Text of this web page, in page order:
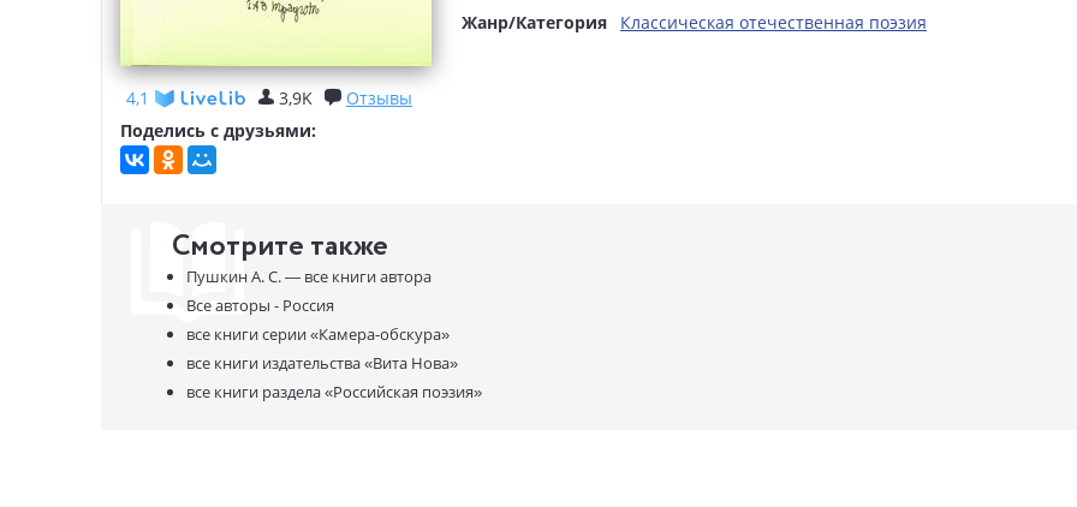
4,1 3,9K
Отзывы
Поделись с друзьями:
широкому распространению и укоренению в массовом сознании мифа о
Жанр/Категория Классическая отечественная поэзия
Смотрите также
Пушкин А. С. — все книги автора
Все авторы - Россия
все книги серии«Камера-обскура»
все книги издательства«Вита Нова»
все книги раздела«Российская поэзия»